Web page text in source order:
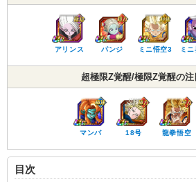
アリンス パンジ ミニ悟空3 ミ
超極限Z覚醒/極限Z覚醒の注
マンバ 18号 龍拳悟空
目次